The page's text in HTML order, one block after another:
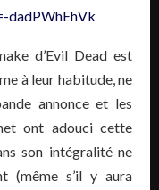
dadPWhEhVk
d’Evil Dead est
à leur habitude, ne
annonce et les
ont adouci cette
son intégralité ne
(même s’il y aura